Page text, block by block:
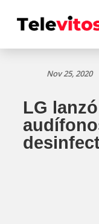
Nov 25, 2020
LG